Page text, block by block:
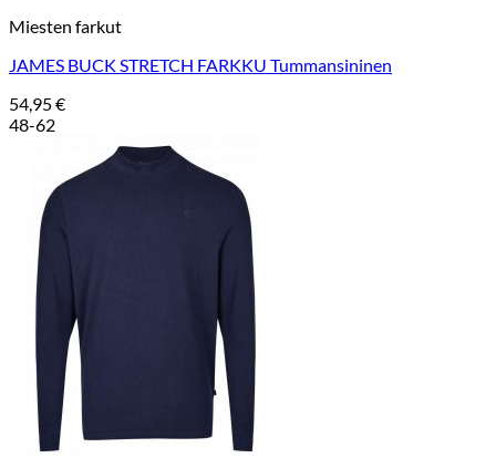
Miesten farkut
JAMES BUCK STRETCH FARKKU Tummansininen
54,95€
48-62